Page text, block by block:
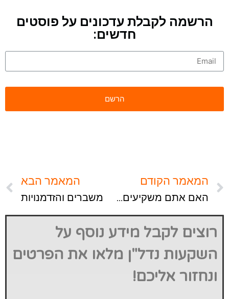
הרשמה לקבלת עדכונים על פוסטים
חדשים:
המאמר הקודם
האם אתם משקיעים שחושבים רחוק?
המאמר הבא
משברים והזדמנויות
רוצים לקבל מידע נוסף על
השקעות נדל"ן מלאו את הפרטים
ונחזור אליכם!